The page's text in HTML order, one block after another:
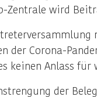
wird
der Corona-
keinen Anlass für
der